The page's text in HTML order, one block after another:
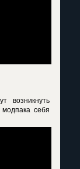
возникнуть
себя